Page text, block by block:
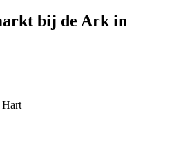
bij de Ark in
Hart